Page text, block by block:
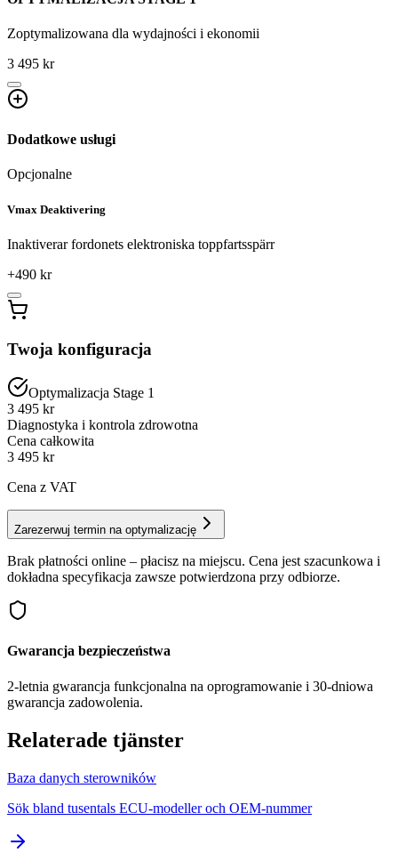
Zoptymalizowana dla wydajności i ekonomii
3 495 kr
Dodatkowe usługi
Opcjonalne
Vmax Deaktivering
Inaktiverar fordonets elektroniska toppfartsspärr
+490 kr
Twoja konfiguracja
Optymalizacja Stage 1
3 495 kr
Diagnostyka i kontrola zdrowotna
Cena całkowita
3 495 kr
Cena z VAT
Zarezerwuj termin na optymalizację
Brak płatności online – płacisz na miejscu. Cena jest szacunkowa i
dokładna specyfikacja zawsze potwierdzona przy odbiorze.
Gwarancja bezpieczeństwa
2-letnia gwarancja funkcjonalna na oprogramowanie i 30-dniowa
gwarancja zadowolenia.
Relaterade tjänster
Baza danych sterowników
Sök bland tusentals ECU-modeller och OEM-nummer